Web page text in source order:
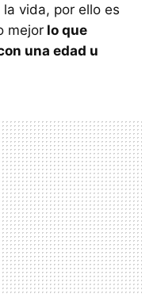
vida, por ello es
mejor lo que
una edad u